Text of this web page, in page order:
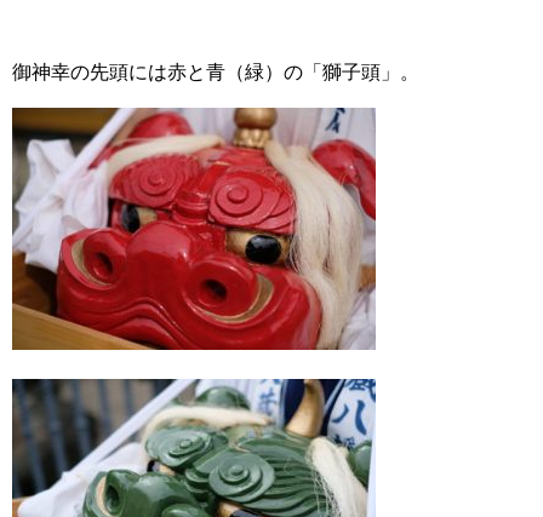
御神幸の先頭には赤と青（緑）の「獅子頭」。